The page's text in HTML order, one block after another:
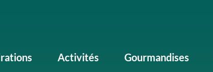
Activités Gourmandises